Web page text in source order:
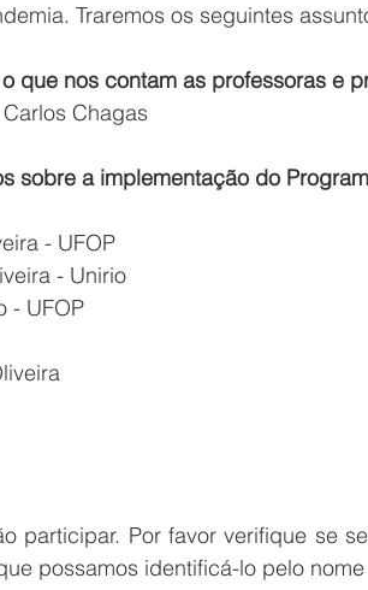
. Traremos os seguintes
que nos contam as professoras e
Chagas
sobre a implementação do
- UFOP
- Unirio
- UFOP
participar. Por favor verifique se
possamos identificá-lo pelo